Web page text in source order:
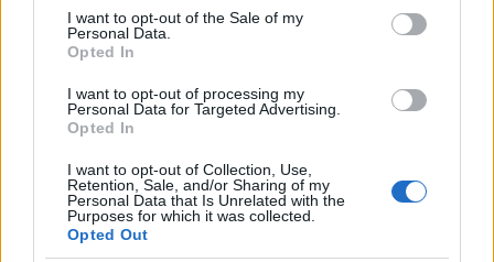
consent section.
I want to opt-out of the Sale of my
Personal Data.
Opted In
I want to opt-out of processing my
Personal Data for Targeted Advertising.
Opted In
I want to opt-out of Collection, Use,
Retention, Sale, and/or Sharing of my
Personal Data that Is Unrelated with the
Purposes for which it was collected.
Opted Out